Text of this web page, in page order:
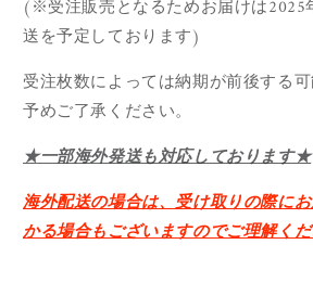
(※受注販売となるためお届けは2025
送を予定しております)
受注枚数によっては納期が前後する可
予めご了承ください。
★一部海外発送も対応しております★
海外配送の場合は、受け取りの際に
かる場合もございますのでご理解く